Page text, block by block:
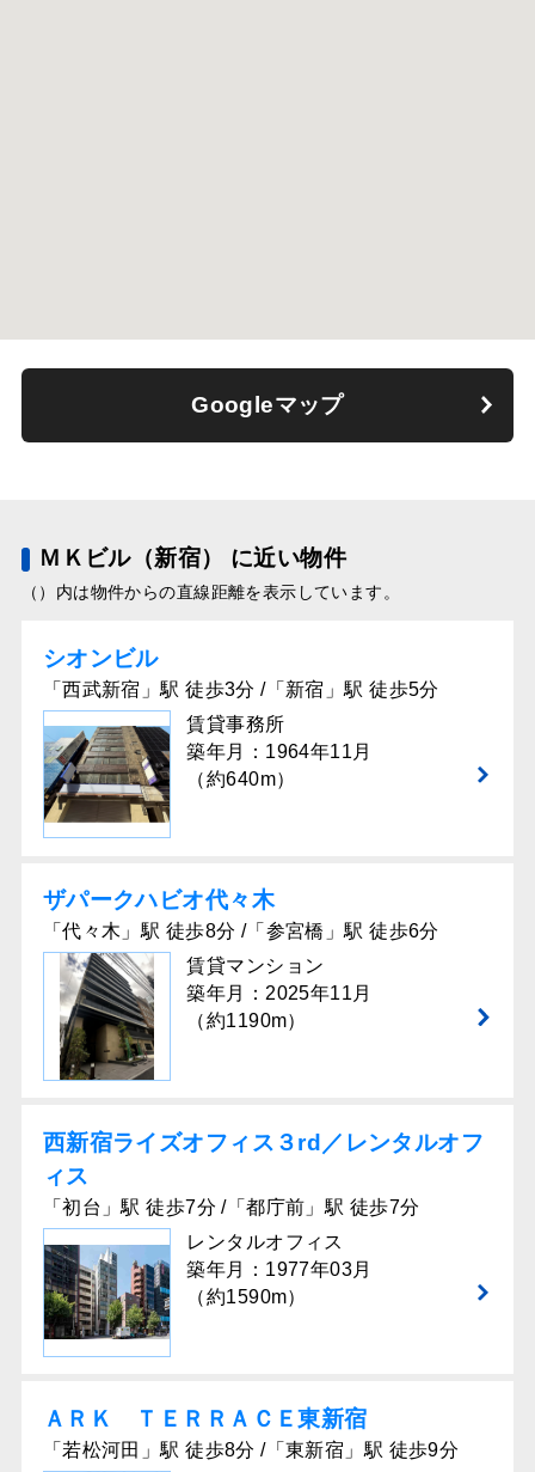
Googleマップ
ＭＫビル（新宿） に近い物件
（）内は物件からの直線距離を表示しています。
シオンビル
「西武新宿」駅 徒歩3分 /「新宿」駅 徒歩5分
賃貸事務所
築年月：1964年11月
（約640m）
ザパークハビオ代々木
「代々木」駅 徒歩8分 /「参宮橋」駅 徒歩6分
賃貸マンション
築年月：2025年11月
（約1190m）
西新宿ライズオフィス３rd／レンタルオフ
ィス
「初台」駅 徒歩7分 /「都庁前」駅 徒歩7分
レンタルオフィス
築年月：1977年03月
（約1590m）
ＡＲＫ ＴＥＲＲＡＣＥ東新宿
「若松河田」駅 徒歩8分 /「東新宿」駅 徒歩9分